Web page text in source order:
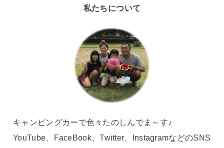
私たちについて
キャンピングカーで色々たのしんでま～す♪
YouTube、FaceBook、Twitter、InstagramなどのSNS